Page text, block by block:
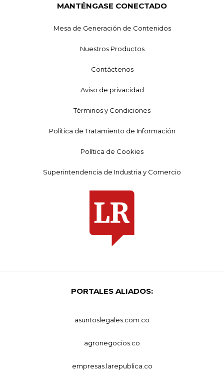
MANTÉNGASE CONECTADO
Mesa de Generación de Contenidos
Nuestros Productos
Contáctenos
Aviso de privacidad
Términos y Condiciones
Política de Tratamiento de Información
Política de Cookies
Superintendencia de Industria y Comercio
PORTALES ALIADOS:
asuntoslegales.com.co
agronegocios.co
empresas.larepublica.co